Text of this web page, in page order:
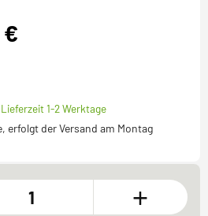
Lieferzeit 1-2 Werktage
erfolgt der Versand am Montag
+